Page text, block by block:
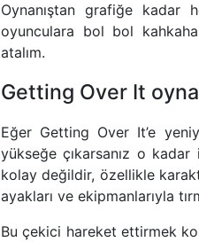
Oynanıştan grafiğe kadar
oyunculara bol bol
atalım.
Getting Over It
Eğer Getting Over It’e
yükseğe çıkarsanız o
kolay değildir, özellikle
ayakları ve ekipmanlarıyla
Bu çekici hareket ettirmek